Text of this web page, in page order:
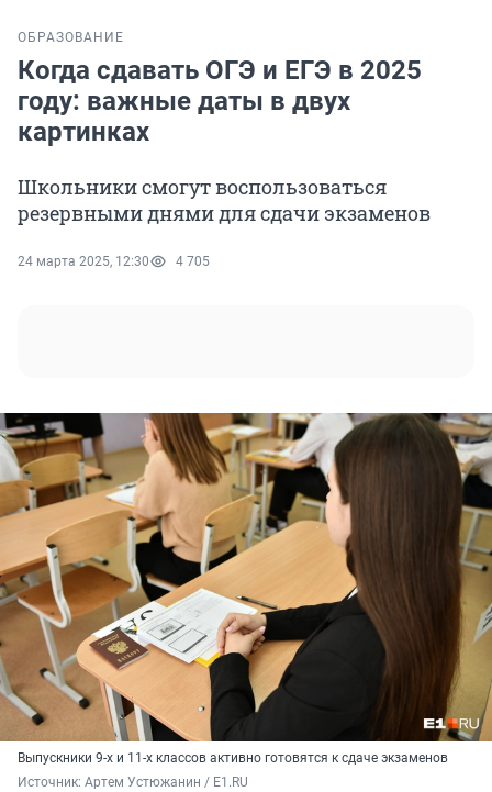
ОБРАЗОВАНИЕ
Когда сдавать ОГЭ и ЕГЭ в 2025
году: важные даты в двух
картинках
Школьники смогут воспользоваться
резервными днями для сдачи экзаменов
24 марта 2025, 12:30 4 705
Выпускники 9-х и 11-х классов активно готовятся к сдаче экзаменов
Источник: Артем Устюжанин / E1.RU